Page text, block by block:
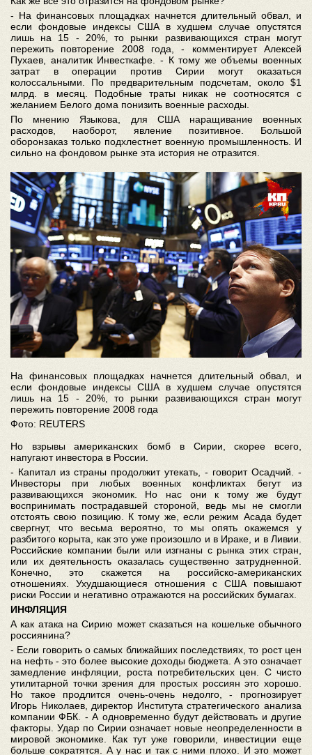
- На финансовых площадках начнется длительный обвал, и
если фондовые индексы США в худшем случае опустятся
лишь на 15 - 20%, то рынки развивающихся стран могут
пережить повторение 2008 года, - комментирует Алексей
Пухаев, аналитик Инвесткафе. - К тому же объемы военных
затрат в операции против Сирии могут оказаться
колоссальными. По предварительным подсчетам, около $1
млрд. в месяц. Подобные траты никак не соотносятся с
желанием Белого дома понизить военные расходы.
По мнению Языкова, для США наращивание военных
расходов, наоборот, явление позитивное. Большой
оборонзаказ только подхлестнет военную промышленность. И
сильно на фондовом рынке эта история не отразится.
На финансовых площадках начнется длительный обвал, и
если фондовые индексы США в худшем случае опустятся
лишь на 15 - 20%, то рынки развивающихся стран могут
пережить повторение 2008 года
Фото: REUTERS
Но взрывы американских бомб в Сирии, скорее всего,
напугают инвестора в России.
- Капитал из страны продолжит утекать, - говорит Осадчий. -
Инвесторы при любых военных конфликтах бегут из
развивающихся экономик. Но нас они к тому же будут
воспринимать пострадавшей стороной, ведь мы не смогли
отстоять свою позицию. К тому же, если режим Асада будет
свергнут, что весьма вероятно, то мы опять окажемся у
разбитого корыта, как это уже произошло и в Ираке, и в Ливии.
Российские компании были или изгнаны с рынка этих стран,
или их деятельность оказалась существенно затрудненной.
Конечно, это скажется на российско-американских
отношениях. Ухудшающиеся отношения с США повышают
риски России и негативно отражаются на российских бумагах.
ИНФЛЯЦИЯ
А как атака на Сирию может сказаться на кошельке обычного
россиянина?
- Если говорить о самых ближайших последствиях, то рост цен
на нефть - это более высокие доходы бюджета. А это означает
замедление инфляции, роста потребительских цен. С чисто
утилитарной точки зрения для простых россиян это хорошо.
Но такое продлится очень-очень недолго, - прогнозирует
Игорь Николаев, директор Института стратегического анализа
компании ФБК. - А одновременно будут действовать и другие
факторы. Удар по Сирии означает новые неопределенности в
мировой экономике. Как тут уже говорили, инвестиции еще
больше сократятся. А у нас и так с ними плохо. И это может